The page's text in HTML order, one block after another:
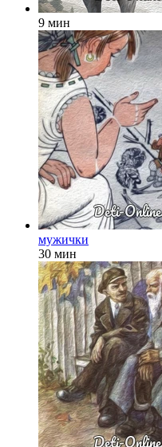
9 мин
мужички
30 мин